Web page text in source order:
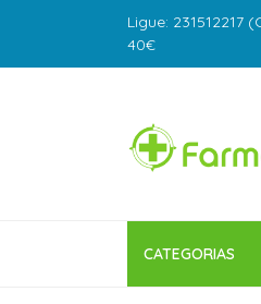
Ligue:
40€
CATEGORIAS